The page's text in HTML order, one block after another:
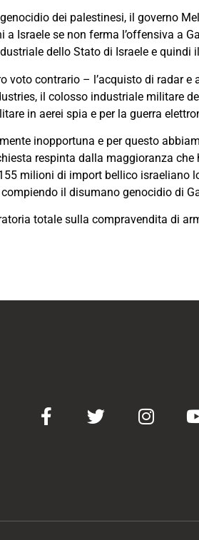
dei palestinesi, il governo
Israele se non ferma l’offensiva a
dello Stato di Israele e quindi
contrario – l’acquisto di radar e
il colosso industriale militare
in aerei spia e per la guerra
inopportuna e per questo
respinta dalla maggioranza
milioni di import bellico israeliano
il disumano genocidio di
totale sulla compravendita di